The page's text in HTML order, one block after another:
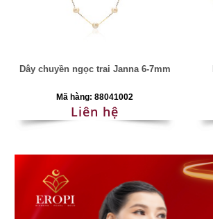
Dây chuyền ngọc trai Janna 6-7mm
Mã hàng: 88041002
Liên hệ